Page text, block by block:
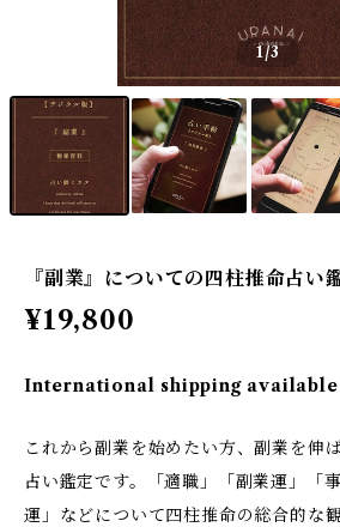
1/3
『副業』についての四柱推命占い
¥19,800
International shipping available
これから副業を始めたい方、副業を伸
占い鑑定です。「適職」「副業運」「
運」などについて四柱推命の総合的な